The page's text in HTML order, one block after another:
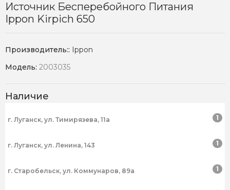
Источник Бесперебойного Питания
Ippon Kirpich 650
Производитель:: Ippon
Модель: 2003035
Наличие
г. Луганск, ул. Тимирязева, 11а 1
г. Луганск, ул. Ленина, 143 1
г. Старобельск, ул. Коммунаров, 89а 1